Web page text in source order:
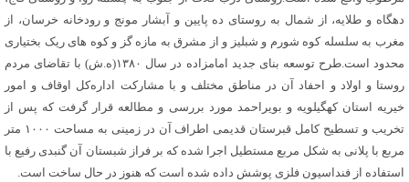
دهگاه و طلایه، از شمال به روستای ده پایین و آبشار مونج و رودخانه خرسان، از
مغرب به سلسله کوه شورم و شبلیز و از مشرق به مازه گز و کوه های ریک بختیاری
محدود است.طرح توسعه بنای جدید امامزاده در سال ۱۳۸۰(ه.ش) با تقاضای مردم
روستا و اولاد و احفاد آن در مناطق مختلف و با مشارکت اداره‌کل اوقاف و امور
خیریه استان کهگیلویه و بویراحمد مورد بررسی و مطالعه قرار گرفت که پس از
تخریب و تسطیح کامل قبرستان قدیمی اطراف آن در زمینی به مساحت ۱۰۰۰ متر
مربع با پلانی به شکل مربع مستطیل اجرا شده که بر فراز شبستان آن گنبدی رفیع با
استفاده از فنداسیون فلزی پوشش داده شده است که هنوز در حال ساخت است.